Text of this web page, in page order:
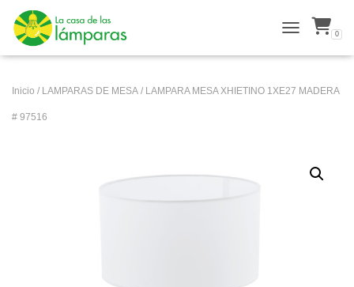
ALTERNAR
0
Inicio / LAMPARAS DE MESA / LAMPARA MESA XHIETINO 1XE27 MADERA
# 97516